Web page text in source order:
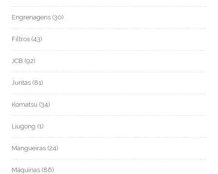
Engrenagens (30)
Filtros (43)
JCB (92)
Juntas (81)
Komatsu (34)
Liugong (1)
Mangueiras (24)
Máquinas (86)